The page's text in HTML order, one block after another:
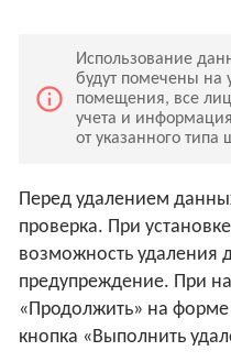
info_outline
Использование
будут помечены на
помещения, все
учета и
от указанного
Перед удалением
проверка. При
возможность удаления
предупреждение. При
«Продолжить» на форме
кнопка «Выполнить